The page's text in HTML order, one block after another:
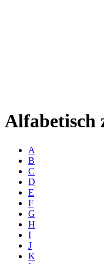
Alfabetisch
A
B
C
D
E
F
G
H
I
J
K